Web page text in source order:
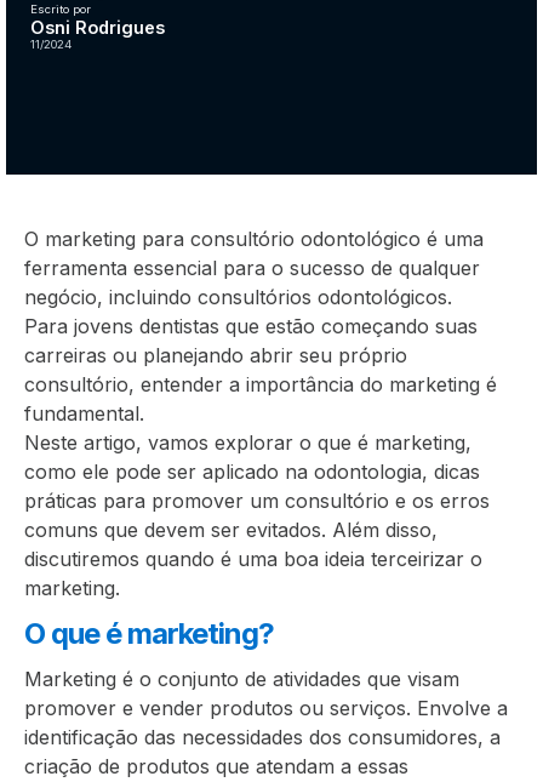
Escrito por
Osni Rodrigues
11/2024
O marketing para consultório odontológico é uma
ferramenta essencial para o sucesso de qualquer
negócio, incluindo consultórios odontológicos.
Para jovens dentistas que estão começando suas
carreiras ou planejando abrir seu próprio
consultório, entender a importância do marketing é
fundamental.
Neste artigo, vamos explorar o que é marketing,
como ele pode ser aplicado na odontologia, dicas
práticas para promover um consultório e os erros
comuns que devem ser evitados. Além disso,
discutiremos quando é uma boa ideia terceirizar o
marketing.
O que é marketing?
Marketing é o conjunto de atividades que visam
promover e vender produtos ou serviços. Envolve a
identificação das necessidades dos consumidores, a
criação de produtos que atendam a essas